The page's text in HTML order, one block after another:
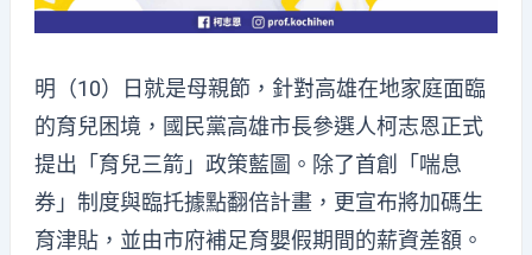
明（10）日就是母親節，針對高雄在地家庭面臨
的育兒困境，國民黨高雄市長參選人柯志恩正式
提出「育兒三箭」政策藍圖。除了首創「喘息
券」制度與臨托據點翻倍計畫，更宣布將加碼生
育津貼，並由市府補足育嬰假期間的薪資差額。